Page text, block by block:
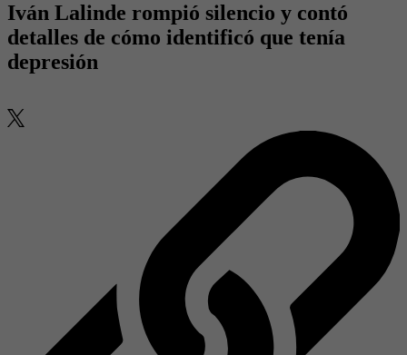
Iván Lalinde rompió silencio y contó
detalles de cómo identificó que tenía
depresión